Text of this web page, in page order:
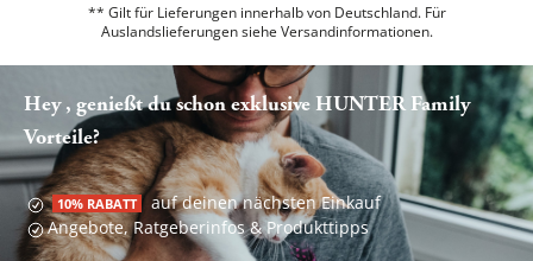
** Gilt für Lieferungen innerhalb von Deutschland. Für
Auslandslieferungen siehe Versandinformationen.
Hey , genießt du schon exklusive HUNTER Family
Vorteile?
10% RABATT auf deinen nächsten Einkauf
Angebote, Ratgeberinfos & Produkttipps